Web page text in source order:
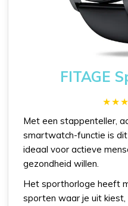
FITAGE
Met een stappenteller,
smartwatch-functie is
ideaal voor actieve
gezondheid willen.
Het sporthorloge heeft
sporten waar je uit